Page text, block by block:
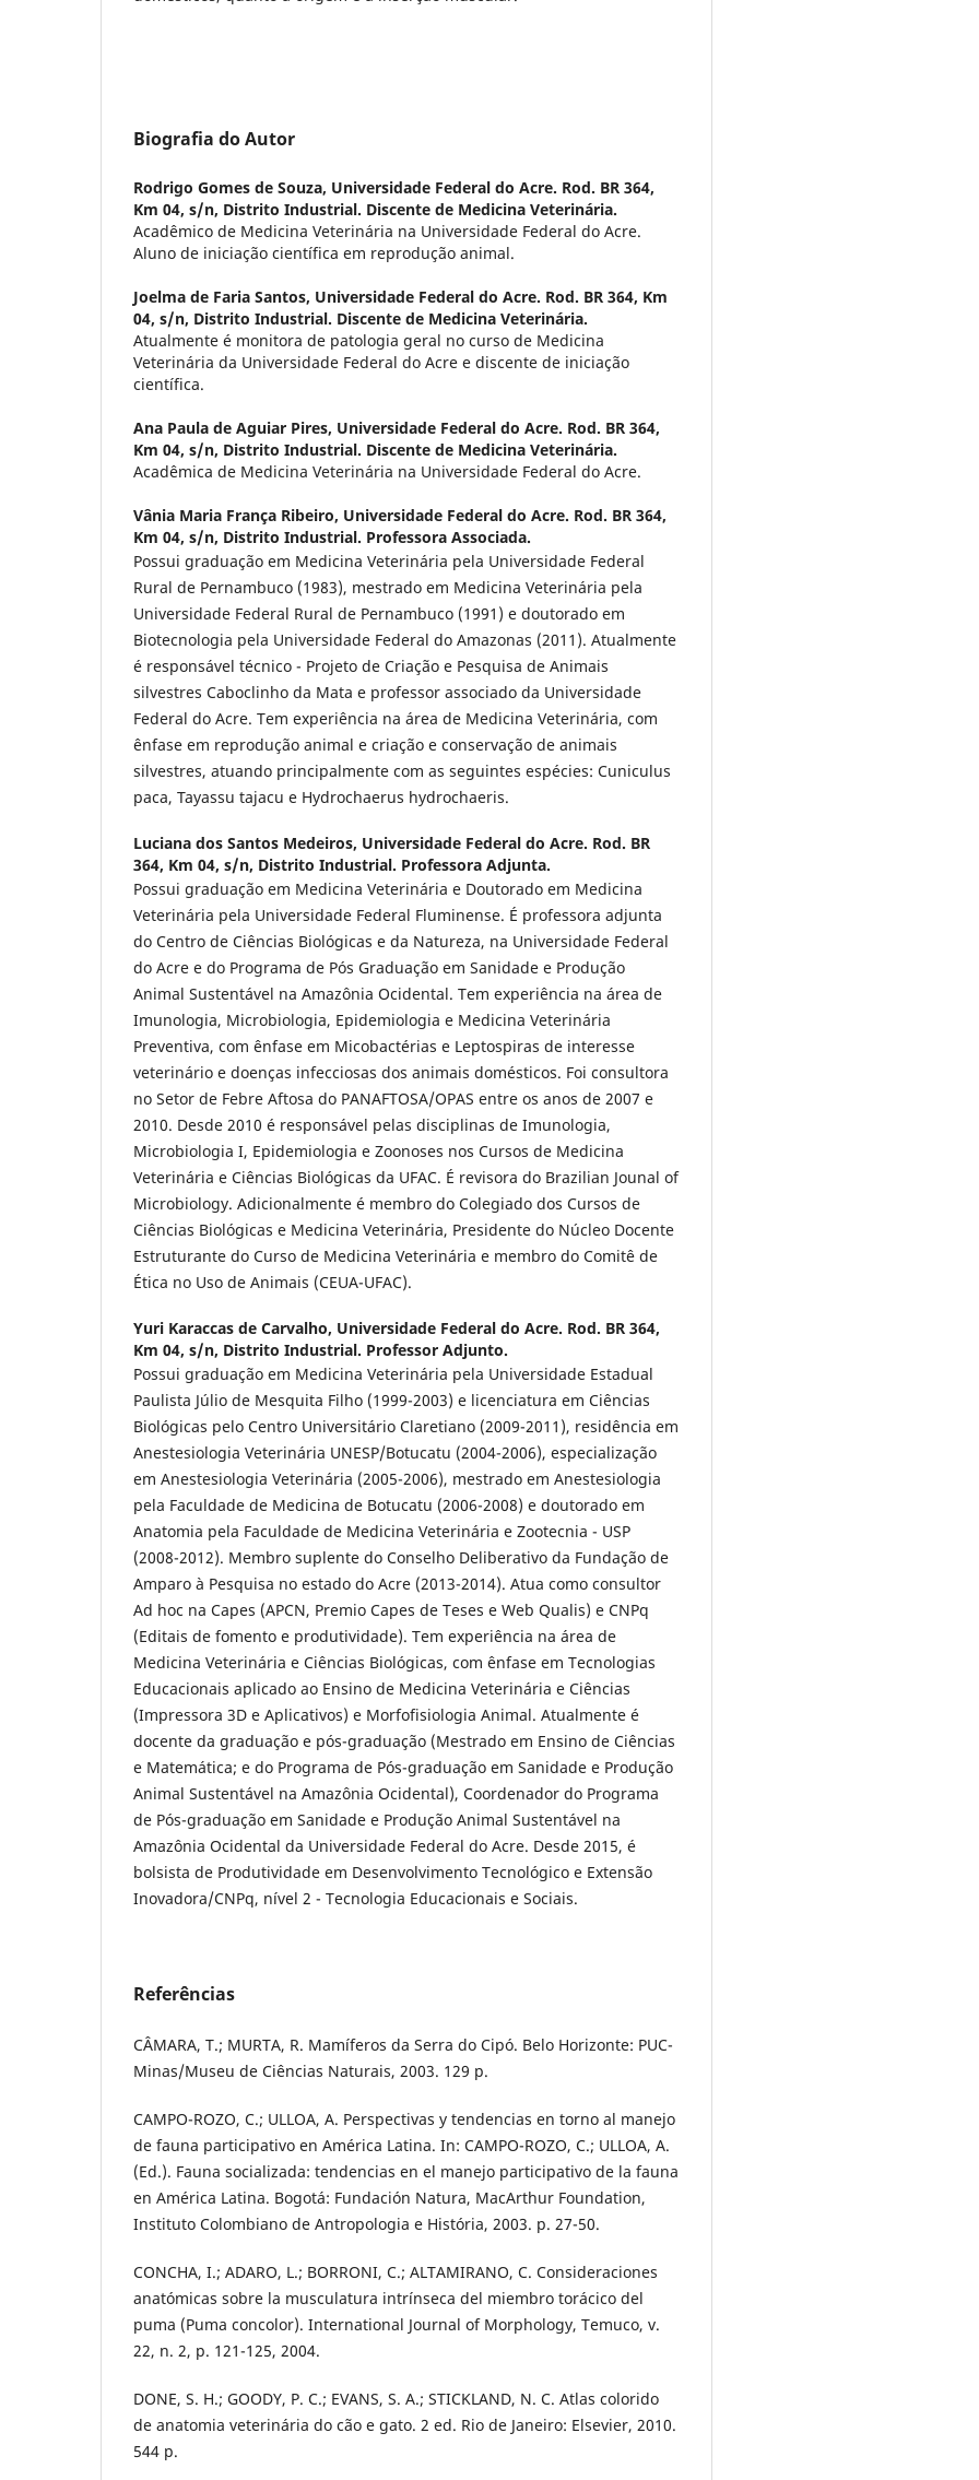
Biografia do Autor
Rodrigo Gomes de Souza, Universidade Federal do Acre. Rod. BR 364,
Km 04, s/n, Distrito Industrial. Discente de Medicina Veterinária.
Acadêmico de Medicina Veterinária na Universidade Federal do Acre.
Aluno de iniciação científica em reprodução animal.
Joelma de Faria Santos, Universidade Federal do Acre. Rod. BR 364, Km
04, s/n, Distrito Industrial. Discente de Medicina Veterinária.
Atualmente é monitora de patologia geral no curso de Medicina
Veterinária da Universidade Federal do Acre e discente de iniciação
científica.
Ana Paula de Aguiar Pires, Universidade Federal do Acre. Rod. BR 364,
Km 04, s/n, Distrito Industrial. Discente de Medicina Veterinária.
Acadêmica de Medicina Veterinária na Universidade Federal do Acre.
Vânia Maria França Ribeiro, Universidade Federal do Acre. Rod. BR 364,
Km 04, s/n, Distrito Industrial. Professora Associada.
Possui graduação em Medicina Veterinária pela Universidade Federal
Rural de Pernambuco (1983), mestrado em Medicina Veterinária pela
Universidade Federal Rural de Pernambuco (1991) e doutorado em
Biotecnologia pela Universidade Federal do Amazonas (2011). Atualmente
é responsável técnico - Projeto de Criação e Pesquisa de Animais
silvestres Caboclinho da Mata e professor associado da Universidade
Federal do Acre. Tem experiência na área de Medicina Veterinária, com
ênfase em reprodução animal e criação e conservação de animais
silvestres, atuando principalmente com as seguintes espécies: Cuniculus
paca, Tayassu tajacu e Hydrochaerus hydrochaeris.
Luciana dos Santos Medeiros, Universidade Federal do Acre. Rod. BR
364, Km 04, s/n, Distrito Industrial. Professora Adjunta.
Possui graduação em Medicina Veterinária e Doutorado em Medicina
Veterinária pela Universidade Federal Fluminense. É professora adjunta
do Centro de Ciências Biológicas e da Natureza, na Universidade Federal
do Acre e do Programa de Pós Graduação em Sanidade e Produção
Animal Sustentável na Amazônia Ocidental. Tem experiência na área de
Imunologia, Microbiologia, Epidemiologia e Medicina Veterinária
Preventiva, com ênfase em Micobactérias e Leptospiras de interesse
veterinário e doenças infecciosas dos animais domésticos. Foi consultora
no Setor de Febre Aftosa do PANAFTOSA/OPAS entre os anos de 2007 e
2010. Desde 2010 é responsável pelas disciplinas de Imunologia,
Microbiologia I, Epidemiologia e Zoonoses nos Cursos de Medicina
Veterinária e Ciências Biológicas da UFAC. É revisora do Brazilian Jounal of
Microbiology. Adicionalmente é membro do Colegiado dos Cursos de
Ciências Biológicas e Medicina Veterinária, Presidente do Núcleo Docente
Estruturante do Curso de Medicina Veterinária e membro do Comitê de
Ética no Uso de Animais (CEUA-UFAC).
Yuri Karaccas de Carvalho, Universidade Federal do Acre. Rod. BR 364,
Km 04, s/n, Distrito Industrial. Professor Adjunto.
Possui graduação em Medicina Veterinária pela Universidade Estadual
Paulista Júlio de Mesquita Filho (1999-2003) e licenciatura em Ciências
Biológicas pelo Centro Universitário Claretiano (2009-2011), residência em
Anestesiologia Veterinária UNESP/Botucatu (2004-2006), especialização
em Anestesiologia Veterinária (2005-2006), mestrado em Anestesiologia
pela Faculdade de Medicina de Botucatu (2006-2008) e doutorado em
Anatomia pela Faculdade de Medicina Veterinária e Zootecnia - USP
(2008-2012). Membro suplente do Conselho Deliberativo da Fundação de
Amparo à Pesquisa no estado do Acre (2013-2014). Atua como consultor
Ad hoc na Capes (APCN, Premio Capes de Teses e Web Qualis) e CNPq
(Editais de fomento e produtividade). Tem experiência na área de
Medicina Veterinária e Ciências Biológicas, com ênfase em Tecnologias
Educacionais aplicado ao Ensino de Medicina Veterinária e Ciências
(Impressora 3D e Aplicativos) e Morfofisiologia Animal. Atualmente é
docente da graduação e pós-graduação (Mestrado em Ensino de Ciências
e Matemática; e do Programa de Pós-graduação em Sanidade e Produção
Animal Sustentável na Amazônia Ocidental), Coordenador do Programa
de Pós-graduação em Sanidade e Produção Animal Sustentável na
Amazônia Ocidental da Universidade Federal do Acre. Desde 2015, é
bolsista de Produtividade em Desenvolvimento Tecnológico e Extensão
Inovadora/CNPq, nível 2 - Tecnologia Educacionais e Sociais.
Referências
CÂMARA, T.; MURTA, R. Mamíferos da Serra do Cipó. Belo Horizonte: PUC-
Minas/Museu de Ciências Naturais, 2003. 129 p.
CAMPO-ROZO, C.; ULLOA, A. Perspectivas y tendencias en torno al manejo
de fauna participativo en América Latina. In: CAMPO-ROZO, C.; ULLOA, A.
(Ed.). Fauna socializada: tendencias en el manejo participativo de la fauna
en América Latina. Bogotá: Fundación Natura, MacArthur Foundation,
Instituto Colombiano de Antropologia e História, 2003. p. 27-50.
CONCHA, I.; ADARO, L.; BORRONI, C.; ALTAMIRANO, C. Consideraciones
anatómicas sobre la musculatura intrínseca del miembro torácico del
puma (Puma concolor). International Journal of Morphology, Temuco, v.
22, n. 2, p. 121-125, 2004.
DONE, S. H.; GOODY, P. C.; EVANS, S. A.; STICKLAND, N. C. Atlas colorido
de anatomia veterinária do cão e gato. 2 ed. Rio de Janeiro: Elsevier, 2010.
544 p.